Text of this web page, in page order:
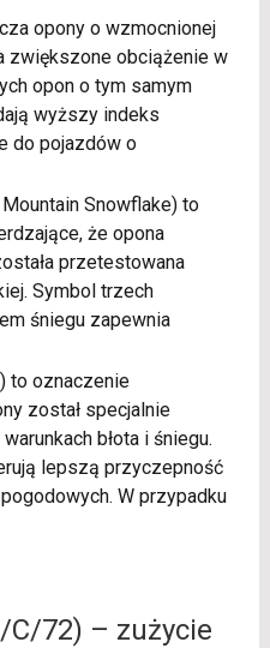
opony o wzmocnionej
zwiększone obciążenie w
opon o tym samym
wyższy indeks
do pojazdów o
Snowflake) to
że opona
przetestowana
Symbol trzech
śniegu zapewnia
to oznaczenie
został specjalnie
błota i śniegu.
lepszą przyczepność
W przypadku
72) – zużycie